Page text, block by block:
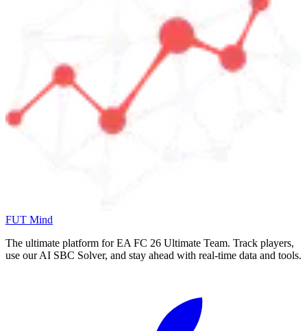
FUT Mind
The ultimate platform for EA FC 26 Ultimate Team. Track players,
use our AI SBC Solver, and stay ahead with real-time data and tools.